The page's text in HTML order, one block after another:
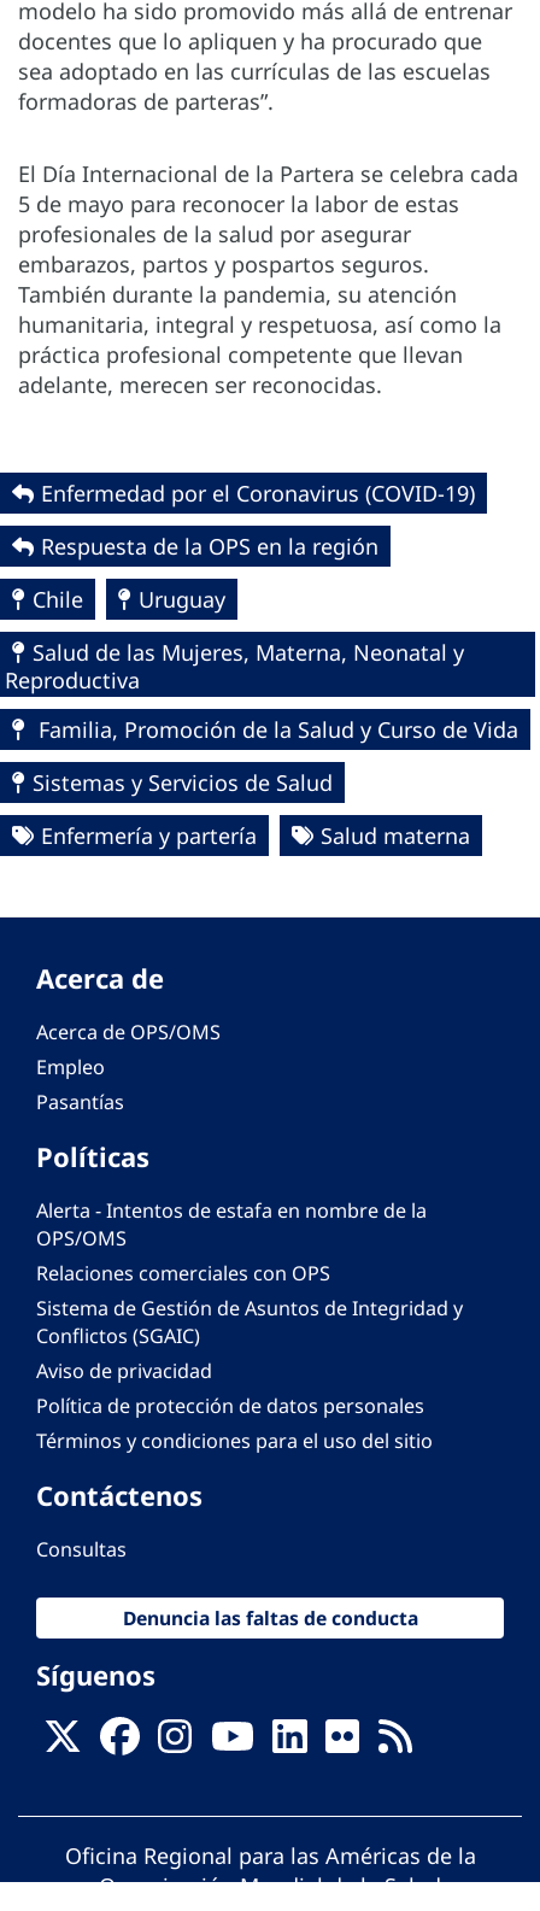
modelo ha sido promovido más allá de entrenar
docentes que lo apliquen y ha procurado que
sea adoptado en las currículas de las escuelas
formadoras de parteras”.
El Día Internacional de la Partera se celebra cada
5 de mayo para reconocer la labor de estas
profesionales de la salud por asegurar
embarazos, partos y pospartos seguros.
También durante la pandemia, su atención
humanitaria, integral y respetuosa, así como la
práctica profesional competente que llevan
adelante, merecen ser reconocidas.
Enfermedad por el Coronavirus ‎‎(COVID-19)‎
Respuesta de la OPS en la región
Chile
Uruguay
Salud de las Mujeres, Materna, Neonatal y
Reproductiva
Familia, Promoción de la Salud y Curso de Vida
Sistemas y Servicios de Salud
Enfermería y partería
Salud materna
Acerca de
Acerca de OPS/OMS
Empleo
Pasantías
Políticas
Alerta - Intentos de estafa en nombre de la
OPS/OMS
Relaciones comerciales con OPS
Sistema de Gestión de Asuntos de Integridad y
Conflictos (SGAIC)
Aviso de privacidad
Política de protección de datos personales
Términos y condiciones para el uso del sitio
Contáctenos
Consultas
Denuncia las faltas de conducta
Síguenos
Oficina Regional para las Américas de la
Organización Mundial de la Salud